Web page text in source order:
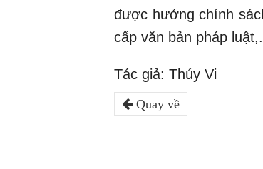
được hưởng chính
cấp văn bản pháp
Tác giả: Thúy Vi
Quay về